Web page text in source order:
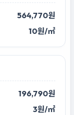
564,770원
10원/㎡
196,790원
3원/㎡